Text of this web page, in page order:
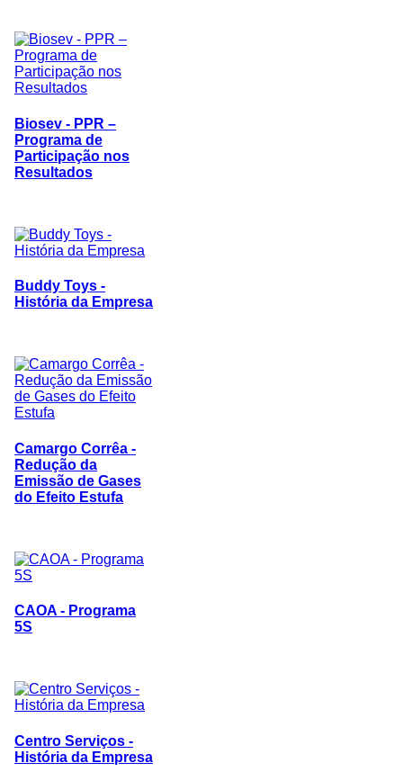
Biosev - PPR –
Programa de
Participação nos
Resultados
Buddy Toys -
História da Empresa
Camargo Corrêa -
Redução da
Emissão de Gases
do Efeito Estufa
CAOA - Programa
5S
Centro Serviços -
História da Empresa